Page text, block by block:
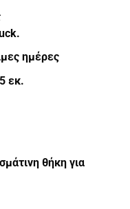
ημέρες
εκ.
θήκη για